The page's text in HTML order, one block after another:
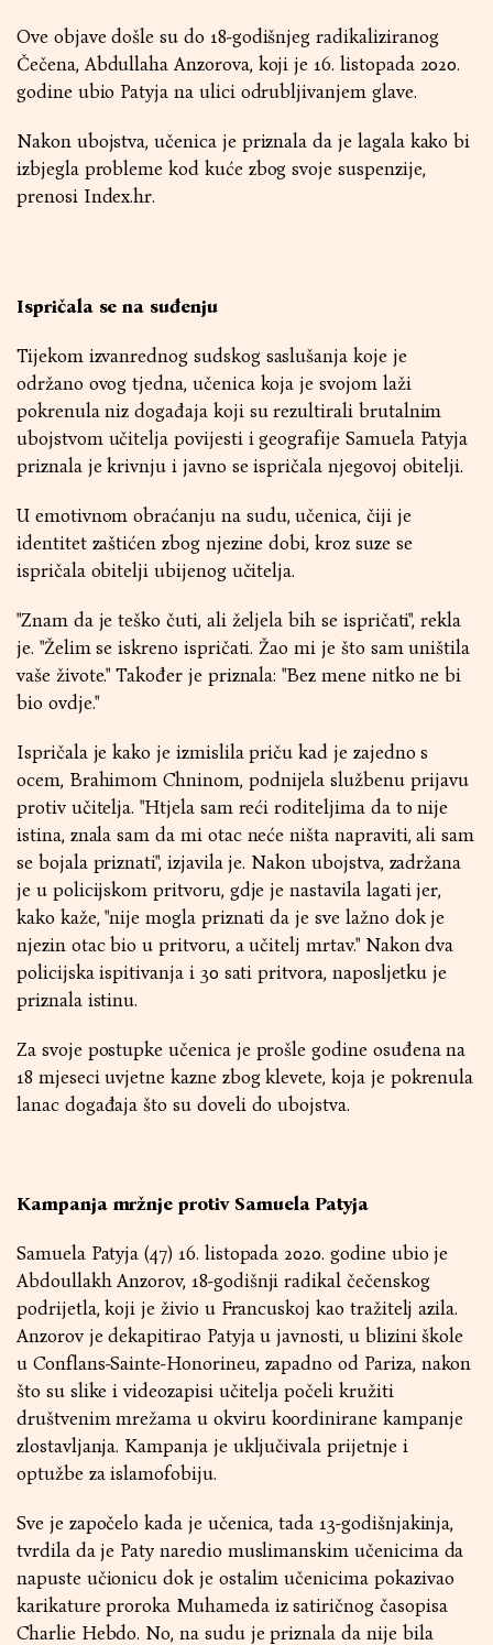
Ove objave došle su do 18-godišnjeg radikaliziranog
Čečena, Abdullaha Anzorova, koji je 16. listopada 2020.
godine ubio Patyja na ulici odrubljivanjem glave.
Nakon ubojstva, učenica je priznala da je lagala kako bi
izbjegla probleme kod kuće zbog svoje suspenzije,
prenosi Index.hr.
Ispričala se na suđenju
Tijekom izvanrednog sudskog saslušanja koje je
održano ovog tjedna, učenica koja je svojom laži
pokrenula niz događaja koji su rezultirali brutalnim
ubojstvom učitelja povijesti i geografije Samuela Patyja
priznala je krivnju i javno se ispričala njegovoj obitelji.
U emotivnom obraćanju na sudu, učenica, čiji je
identitet zaštićen zbog njezine dobi, kroz suze se
ispričala obitelji ubijenog učitelja.
"Znam da je teško čuti, ali željela bih se ispričati", rekla
je. "Želim se iskreno ispričati. Žao mi je što sam uništila
vaše živote." Također je priznala: "Bez mene nitko ne bi
bio ovdje."
Ispričala je kako je izmislila priču kad je zajedno s
ocem, Brahimom Chninom, podnijela službenu prijavu
protiv učitelja. "Htjela sam reći roditeljima da to nije
istina, znala sam da mi otac neće ništa napraviti, ali sam
se bojala priznati", izjavila je. Nakon ubojstva, zadržana
je u policijskom pritvoru, gdje je nastavila lagati jer,
kako kaže, "nije mogla priznati da je sve lažno dok je
njezin otac bio u pritvoru, a učitelj mrtav." Nakon dva
policijska ispitivanja i 30 sati pritvora, naposljetku je
priznala istinu.
Za svoje postupke učenica je prošle godine osuđena na
18 mjeseci uvjetne kazne zbog klevete, koja je pokrenula
lanac događaja što su doveli do ubojstva.
Kampanja mržnje protiv Samuela Patyja
Samuela Patyja (47) 16. listopada 2020. godine ubio je
Abdoullakh Anzorov, 18-godišnji radikal čečenskog
podrijetla, koji je živio u Francuskoj kao tražitelj azila.
Anzorov je dekapitirao Patyja u javnosti, u blizini škole
u Conflans-Sainte-Honorineu, zapadno od Pariza, nakon
što su slike i videozapisi učitelja počeli kružiti
društvenim mrežama u okviru koordinirane kampanje
zlostavljanja. Kampanja je uključivala prijetnje i
optužbe za islamofobiju.
Sve je započelo kada je učenica, tada 13-godišnjakinja,
tvrdila da je Paty naredio muslimanskim učenicima da
napuste učionicu dok je ostalim učenicima pokazivao
karikature proroka Muhameda iz satiričnog časopisa
Charlie Hebdo. No, na sudu je priznala da nije bila